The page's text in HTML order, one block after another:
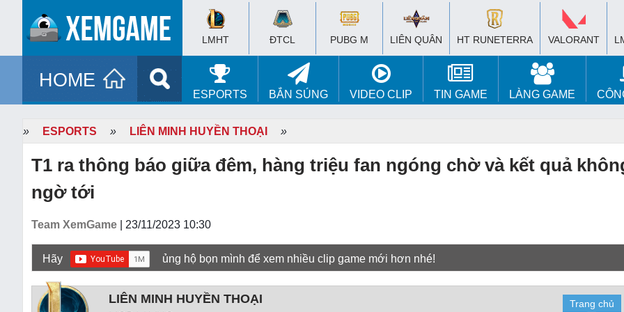
LMHT ĐTCL PUBG M LIÊN QUÂN HT RUNETERRA VALORANT
HOME
ESPORTS BẮN SÚNG VIDEO CLIP TIN GAME LÀNG GAME
» ESPORTS » LIÊN MINH HUYỀN THOẠI »
T1 ra thông báo giữa đêm, hàng triệu fan ngóng chờ và kết quả
ngờ tới
Team XemGame | 23/11/2023 10:30
Hãy ủng hộ bọn mình để xem nhiều clip game mới hơn nhé!
LIÊN MINH HUYỀN THOẠI Trang chủ